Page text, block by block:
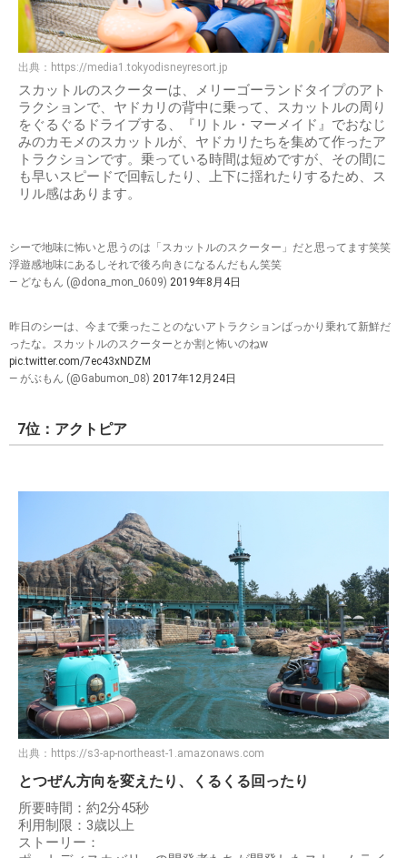
出典： https://media1.tokyodisneyresort.jp
スカットルのスクーターは、メリーゴーランドタイプのアト
ラクションで、ヤドカリの背中に乗って、スカットルの周り
をぐるぐるドライブする、『リトル・マーメイド』でおなじ
みのカモメのスカットルが、ヤドカリたちを集めて作ったア
トラクションです。乗っている時間は短めですが、その間に
も早いスピードで回転したり、上下に揺れたりするため、ス
リル感はあります。
シーで地味に怖いと思うのは「スカットルのスクーター」だと思ってます笑笑
浮遊感地味にあるしそれで後ろ向きになるんだもん笑笑
— どなもん (@dona_mon_0609) 2019年8月4日
昨日のシーは、今まで乗ったことのないアトラクションばっかり乗れて新鮮だ
ったな。スカットルのスクーターとか割と怖いのねw
pic.twitter.com/7ec43xNDZM
— がぶもん (@Gabumon_08) 2017年12月24日
7位：アクトピア
出典： https://s3-ap-northeast-1.amazonaws.com
とつぜん方向を変えたり、くるくる回ったり
所要時間：約2分45秒
利用制限：3歳以上
ストーリー：